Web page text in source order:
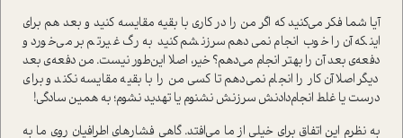
آیا شما فکر می‌کنید که اگر من را در کاری با بقیه مقایسه کنید و بعد هم برای
اینکه آن را خوب انجام نمی‌دهم سرزنشم کنید به رگ غیرتم بر می‌خورد و
دفعه‌ی بعد آن را بهتر انجام می‌دهم؟ خیر، اصلا این‌طور نیست. من دفعه‌ی بعد
دیگر اصلا آن کار را انجام نمی‌دهم تا کسی من را با بقیه مقایسه نکند و برای
درست یا غلط انجام‌دادنش سرزنش نشنوم یا تهدید نشوم؛ به همین سادگی!
به نظرم این اتفاق برای خیلی از ما می‌افتد. گاهی فشارهای اطرافیان روی ما به